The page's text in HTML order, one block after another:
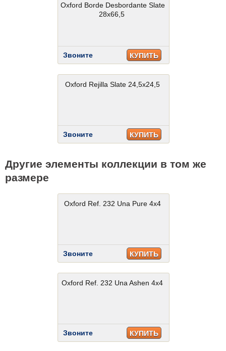
Oxford Borde Desbordante Slate
28x66,5
Звоните КУПИТЬ
Oxford Rejilla Slate 24,5x24,5
Звоните КУПИТЬ
Другие элементы коллекции в том же
размере
Oxford Ref. 232 Una Pure 4x4
Звоните КУПИТЬ
Oxford Ref. 232 Una Ashen 4x4
Звоните КУПИТЬ